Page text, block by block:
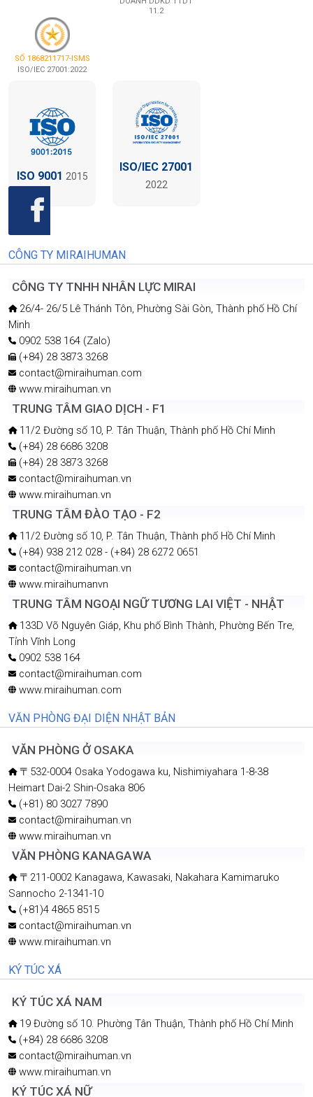
11.2
SỐ 1868211717-ISMS
ISO/IEC 27001:2022
ISO 9001 2015
ISO/IEC 27001
2022
CÔNG TY MIRAIHUMAN
CÔNG TY TNHH NHÂN LỰC MIRAI
26/4- 26/5 Lê Thánh Tôn, Phường Sài Gòn, Thành phố Hồ Chí
Minh
0902 538 164 (Zalo)
(+84) 28 3873 3268
contact@miraihuman.com
www.miraihuman.vn
TRUNG TÂM GIAO DỊCH - F1
11/2 Đường số 10, P. Tân Thuận, Thành phố Hồ Chí Minh
(+84) 28 6686 3208
(+84) 28 3873 3268
contact@miraihuman.vn
www.miraihuman.vn
TRUNG TÂM ĐÀO TẠO - F2
11/2 Đường số 10, P. Tân Thuận, Thành phố Hồ Chí Minh
(+84) 938 212 028 - (+84) 28 6272 0651
contact@miraihuman.vn
www.miraihumanvn
TRUNG TÂM NGOẠI NGỮ TƯƠNG LAI VIỆT - NHẬT
133D Võ Nguyên Giáp, Khu phố Bình Thành, Phường Bến Tre,
Tỉnh Vĩnh Long
0902 538 164
contact@miraihuman.com
www.miraihuman.com
VĂN PHÒNG ĐẠI DIỆN NHẬT BẢN
VĂN PHÒNG Ở OSAKA
〒532-0004 Osaka Yodogawa ku, Nishimiyahara 1-8-38
Heimart Dai-2 Shin-Osaka 806
(+81) 80 3027 7890
contact@miraihuman.vn
www.miraihuman.vn
VĂN PHÒNG KANAGAWA
〒211-0002 Kanagawa, Kawasaki, Nakahara Kamimaruko
Sannocho 2-1341-10
(+81)4 4865 8515
contact@miraihuman.vn
www.miraihuman.vn
KÝ TÚC XÁ
KÝ TÚC XÁ NAM
19 Đường số 10. Phường Tân Thuận, Thành phố Hồ Chí Minh
(+84) 28 6686 3208
contact@miraihuman.vn
www.miraihuman.vn
KÝ TÚC XÁ NỮ